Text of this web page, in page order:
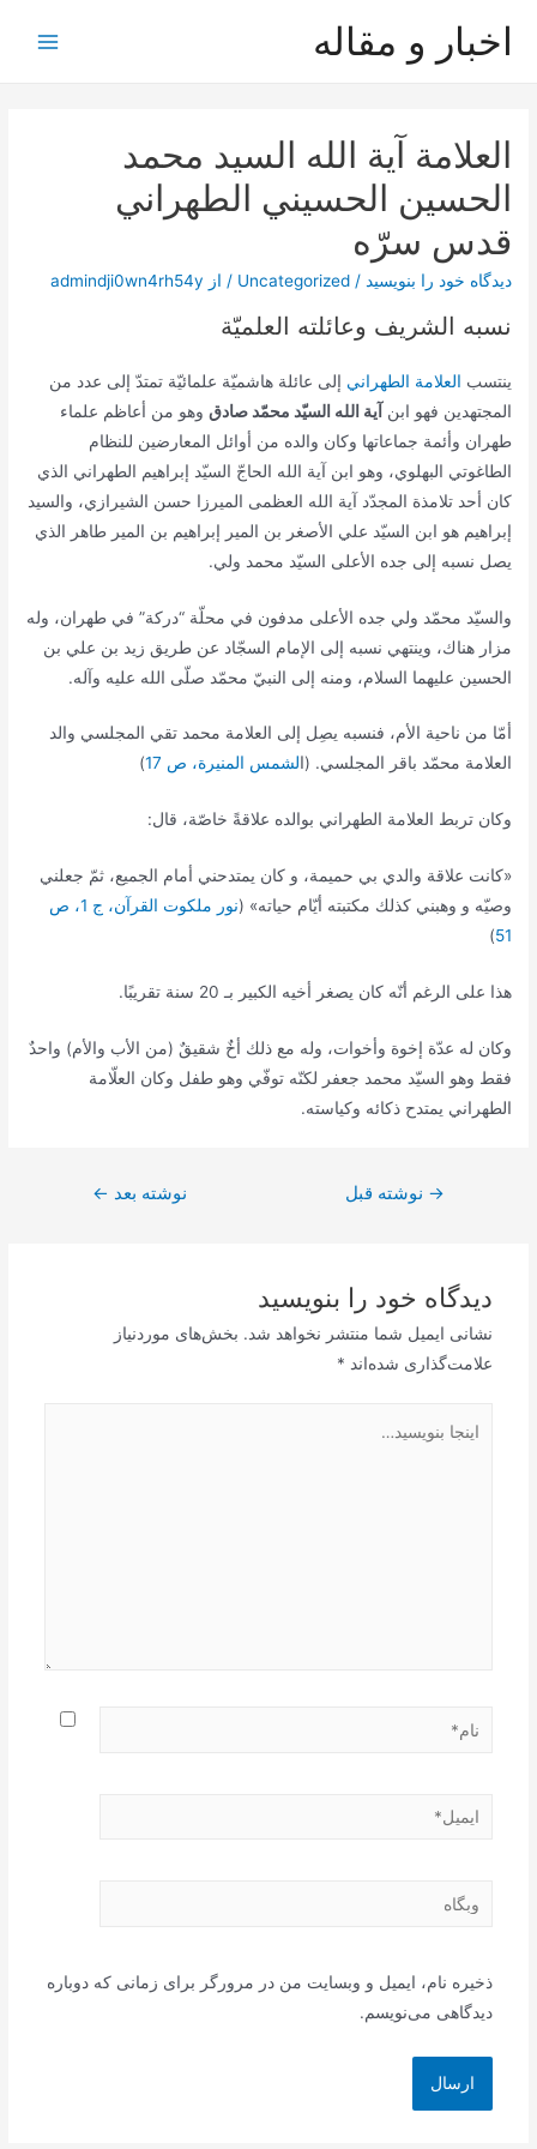
اخبار و مقاله
العلامة آیة الله السيد محمد
الحسين الحسيني الطهراني
قدس سرّه
دیدگاه‌ خود را بنویسید /
Uncategorized / از admindji0wn4rh54y
نسبه الشريف وعائلته العلميّة
ينتسب العلامة الطهراني إلى عائلة هاشميّة علمائيّة تمتدّ إلى عدد من
المجتهدين فهو ابن آية الله السيّد محمّد صادق وهو من أعاظم علماء
طهران وأئمة جماعاتها وكان والده من أوائل المعارضين للنظام
الطاغوتي البهلوي، وهو ابن آية الله الحاجّ السيّد إبراهيم الطهراني الذي
كان أحد تلامذة المجدّد آية الله العظمى الميرزا حسن الشيرازي، والسيد
إبراهيم هو ابن السيّد علي الأصغر بن المير إبراهيم بن المير طاهر الذي
يصل نسبه إلى جده الأعلى السيّد محمد ولي.
والسيّد محمّد ولي جده الأعلى مدفون في محلّة “دركة” في طهران، وله
مزار هناك، وينتهي نسبه إلى الإمام السجّاد عن طريق زيد بن علي بن
الحسين عليهما السلام، ومنه إلى النبيّ محمّد صلّى الله عليه وآله.
أمّا من ناحية الأم، فنسبه يصِل إلى العلامة محمد تقي المجلسي والد
العلامة محمّد باقر المجلسي. (الشمس المنيرة، ص 17 )
وكان تربط العلامة الطهراني بوالده علاقةً خاصّة، قال:
«كانت علاقة والدي بي حميمة، و كان يمتدحني أمام الجميع، ثمّ جعلني
وصيّه و وهبني كذلك مكتبته أيّام حياته» (
نور ملكوت القرآن، ج 1، ص
51
)
هذا على الرغم أنّه كان يصغر أخيه الكبير بـ 20 سنة تقريبًا.
وكان له عدّة إخوة وأخوات، وله مع ذلك أخٌ شقيقٌ (من الأب والأم) واحدٌ
فقط وهو السيّد محمد جعفر لكنّه توفّي وهو طفل وكان العلّامة
الطهراني يمتدح ذكائه وكياسته.
راهبری→ نوشته قبل نوشته بعد ←
دیدگاه‌ خود را بنویسید
نشانی ایمیل شما منتشر نخواهد شد. بخش‌های موردنیاز
علامت‌گذاری شده‌اند *
بنویسید…
نام*
ایمیل*
وبگاه
ذخیره نام، ایمیل و وبسایت من در مرورگر برای زمانی که دوباره
دیدگاهی می‌نویسم.